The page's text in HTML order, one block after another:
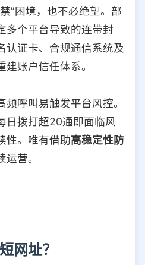
”困境，也不必绝望。部
多个平台导致的连带封
认证卡、合规通信系统及
账户信任体系。
呼叫易触发平台风控。
日拨打超20通即面临风
性。唯有借助高稳定性防
运营。
网址？